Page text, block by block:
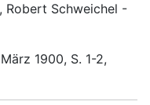
Robert Schweichel -
1900, S. 1-2,